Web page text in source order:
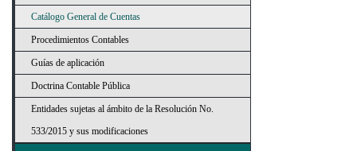
Catálogo General de Cuentas
Procedimientos Contables
Guías de aplicación
Doctrina Contable Pública
Entidades sujetas al ámbito de la Resolución No.
533/2015 y sus modificaciones